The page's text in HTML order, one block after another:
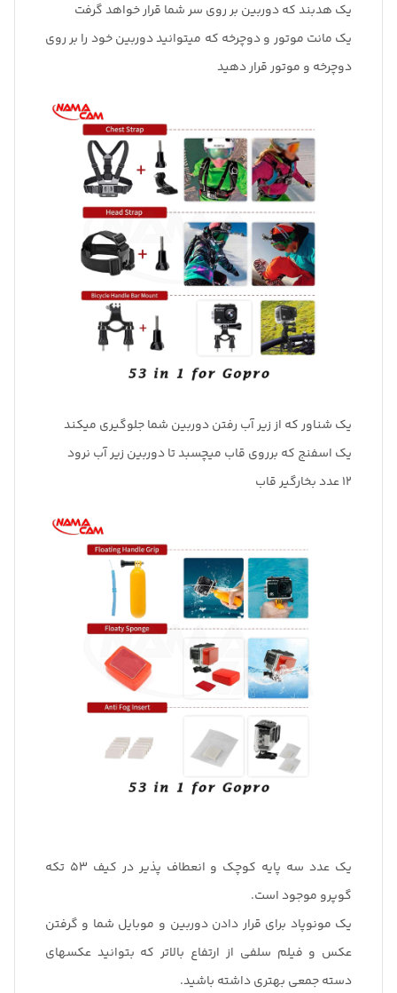
یک هدبند که دوربین بر روی سر شما قرار خواهد گرفت
یک مانت موتور و دوچرخه که میتوانید دوربین خود را بر روی
دوچرخه و موتور قرار دهید
یک شناور که از زیر آب رفتن دوربین شما جلوگیری میکند
یک اسفنج که برروی قاب میچسبد تا دوربین زیر آب نرود
12 عدد بخارگیر قاب
یک عدد سه پایه کوچک و انعطاف پذیر در کیف 53 تکه
گوپرو موجود است.
یک مونوپاد برای قرار دادن دوربین و موبایل شما و گرفتن
عکس و فیلم سلفی از ارتفاع بالاتر که بتوانید عکسهای
دسته جمعی بهتری داشته باشید.